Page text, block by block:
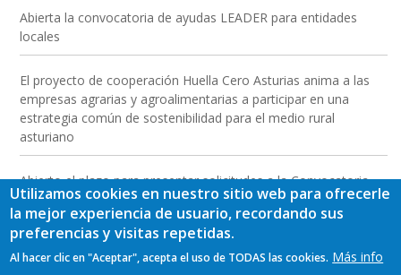
Abierta la convocatoria de ayudas LEADER para entidades
locales
El proyecto de cooperación Huella Cero Asturias anima a las
empresas agrarias y agroalimentarias a participar en una
estrategia común de sostenibilidad para el medio rural
asturiano
Abierto el plazo para presentar solicitudes a la Convocatoria
2026 de las Ayudas LEADER a las inversiones para empresas
del medio rural
Jornada de presentación de resultados y conclusiones del
Utilizamos cookies en nuestro sitio web para ofrecerle
la mejor experiencia de usuario, recordando sus
preferencias y visitas repetidas.
Al hacer clic en "Aceptar", acepta el uso de TODAS las cookies. Más info